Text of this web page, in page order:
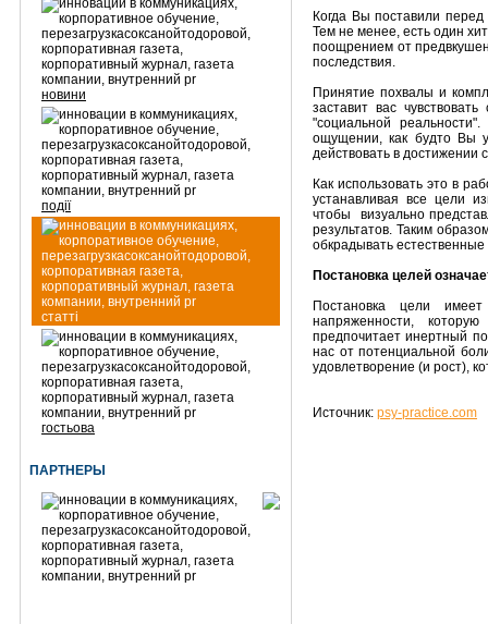
новини
події
статті
гостьова
ПАРТНЕРЫ
Когда Вы поставили
Тем не менее, есть один
поощрением от
последствия.
Принятие похвалы и
заставит вас
"социальной
ощущении, как будто Вы
действовать в достижении
Как использовать это в
устанавливая все цели
чтобы визуально
результатов. Таким
обкрадывать
Постановка целей
Постановка цели
напряженности,
предпочитает инертный
нас от потенциальной
удовлетворение (и рост),
Источник: psy-practice.com